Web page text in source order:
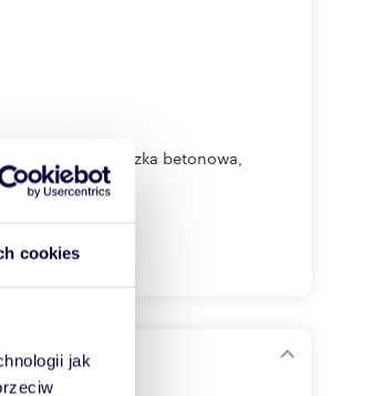
cookies
jak
700 m2.Posadzka betonowa,